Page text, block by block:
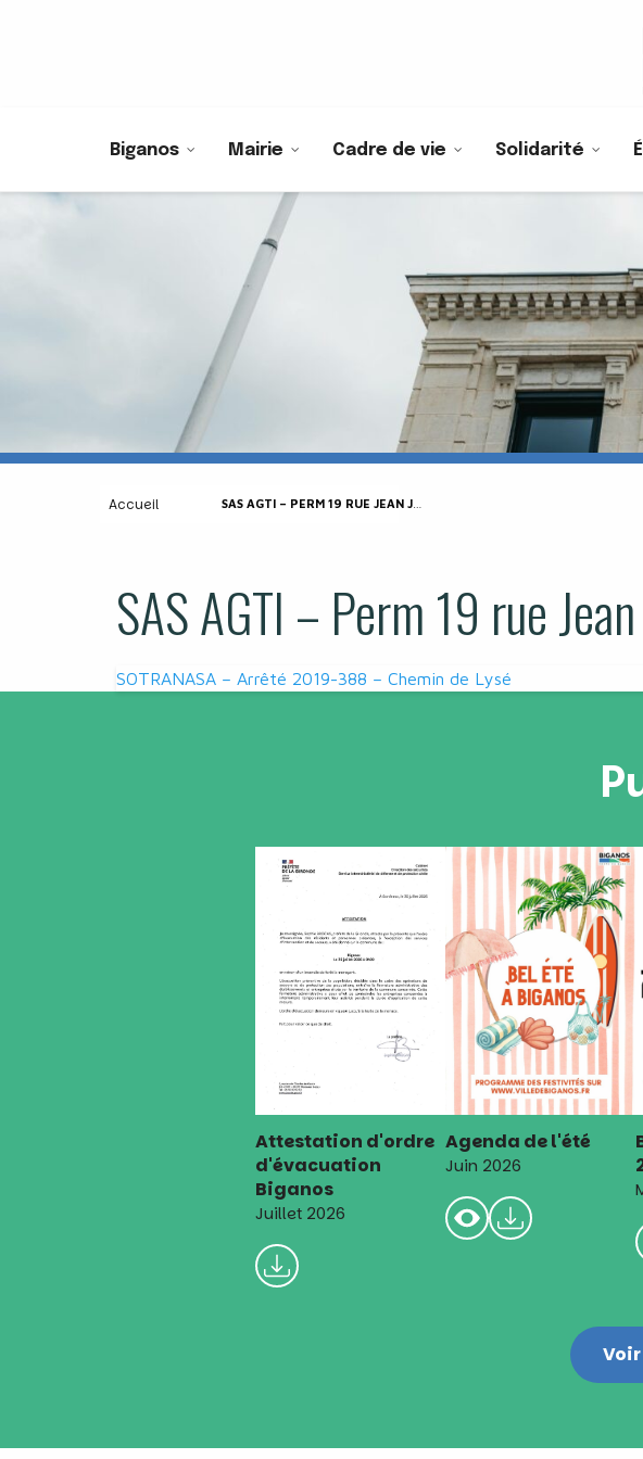
Biganos Mairie Cadre de vie Solidarité
Accueil SAS AGTI – PERM 19 RUE JEAN JAURES
SAS AGTI – Perm 19 rue
Navigation
SOTRANASA – Arrêté 2019-388 – Chemin de Lysé
Attestation d'ordre
d'évacuation
Biganos
Juillet 2026
Agenda de l'été
Juin 2026